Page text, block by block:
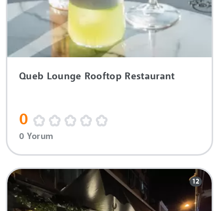
Queb Lounge Rooftop Restaurant
0
0 Yorum
12